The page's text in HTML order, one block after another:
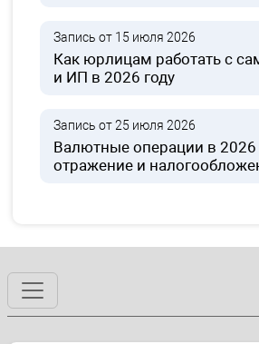
Запись от 15 июля 2026
Как юрлицам работать с
и ИП в 2026 году
Запись от 25 июля 2026
Валютные операции в 2026
отражение и